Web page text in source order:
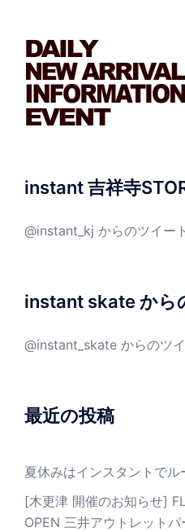
instant 吉祥寺
@instant_kj からのツイート
instant skate から
@instant_skate からのツ
最近の投稿
夏休みはインスタントでル
[木更津 開催のお知らせ]
OPEN 三井アウトレット